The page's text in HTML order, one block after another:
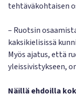
tehtäväkohtaisen
– Ruotsin
kaksikielisissä
Myös ajatus, että
yleissivistykseen,
Näillä ehdoilla